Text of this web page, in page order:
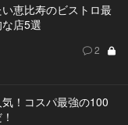
恵比寿のビストロ最
店5選
2
！コスパ最強の100